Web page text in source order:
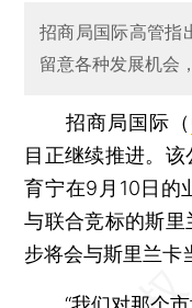
招商局国际高管指
留意各种发展机会
招商局国际（
目正继续推进。
育宁在9月10日的
与联合竞标的斯
步将会与斯里兰卡